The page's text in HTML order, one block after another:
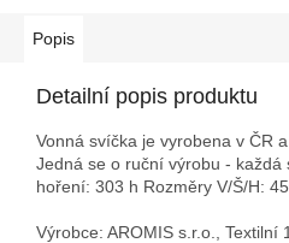
Popis
Detailní popis produktu
Vonná svíčka je vyrobena v ČR
Jedná se o ruční výrobu - každá
hoření: 303 h Rozměry V/Š/H:
Výrobce: AROMIS s.r.o., Textilní